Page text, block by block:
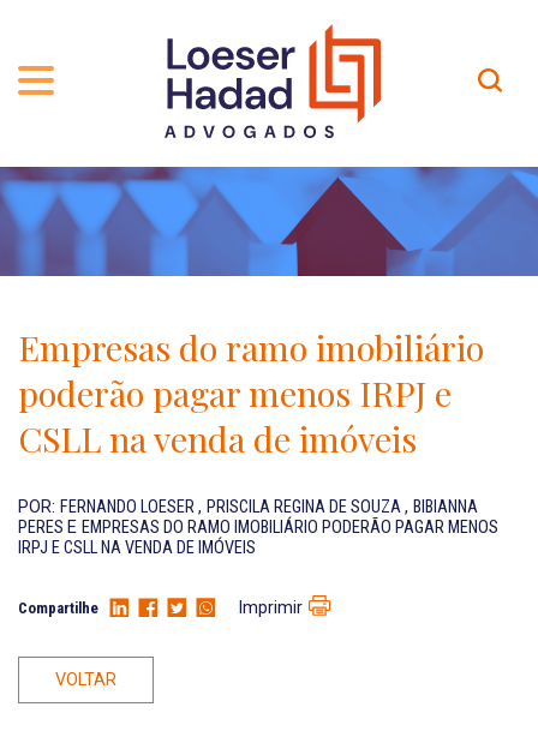
QUEM SOMOS
TRAJETÓRIA
INCLUSÃO E DIVERSIDADE
PRÊMIOS
NOSSA EQUIPE
ÁREAS DE ATUAÇÃO
PROFISSIONAIS
CARREIRA
Contato
Localização
Empresas do ramo imobiliário
poderão pagar menos IRPJ e
CSLL na venda de imóveis
POR: FERNANDO LOESER, PRISCILA REGINA DE SOUZA, BIBIANNA
PERES E EMPRESAS DO RAMO IMOBILIÁRIO PODERÃO PAGAR MENOS
IRPJ E CSLL NA VENDA DE IMÓVEIS
Compartilhe Imprimir
VOLTAR